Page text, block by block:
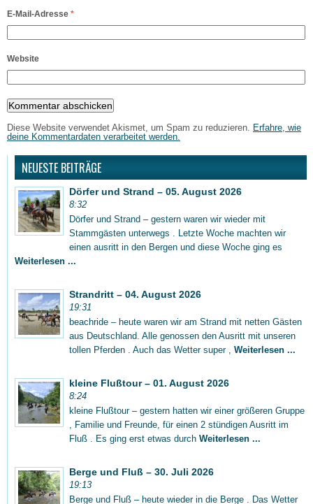
E-Mail-Adresse *
Website
Diese Website verwendet Akismet, um Spam zu reduzieren.
Erfahre, wie
deine Kommentardaten verarbeitet werden.
NEUESTE BEITRÄGE
Dörfer und Strand – 05. August 2026
8:32
Dörfer und Strand – gestern waren wir wieder mit
Stammgästen unterwegs . Letzte Woche machten wir
einen ausritt in den Bergen und diese Woche ging es
Weiterlesen ...
Strandritt – 04. August 2026
19:31
beachride – heute waren wir am Strand mit netten Gästen
aus Deutschland. Alle genossen den Ausritt mit unseren
tollen Pferden . Auch das Wetter super , Weiterlesen ...
kleine Flußtour – 01. August 2026
8:24
kleine Flußtour – gestern hatten wir einer größeren Gruppe
, Familie und Freunde, für einen 2 stündigen Ausritt im
Fluß . Es ging erst etwas durch Weiterlesen ...
Berge und Fluß – 30. Juli 2026
19:13
Berge und Fluß – heute wieder in die Berge . Das Wetter